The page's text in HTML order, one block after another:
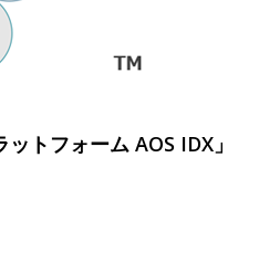
トフォーム AOS IDX」